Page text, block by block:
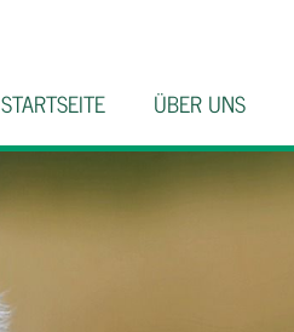
STARTSEITE ÜBER UNS